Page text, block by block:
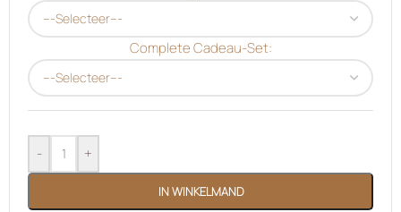
Complete Cadeau-Set:
- +
IN WINKELMAND